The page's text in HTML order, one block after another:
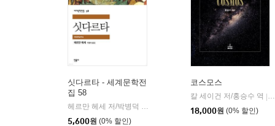
싯다르타 - 세계문학전
집 58
5,600원 (0% 할인)
코스모스
칼 세이건 저/홍승수 역 |
18,000원 (0% 할인)